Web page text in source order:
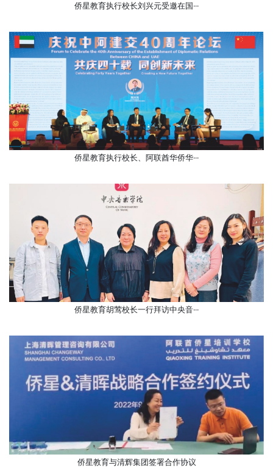
侨星教育执行校长刘兴元受邀在国···
侨星教育执行校长、阿联酋华侨华···
侨星教育胡莺校长一行拜访中央音···
侨星教育与清辉集团签署合作协议